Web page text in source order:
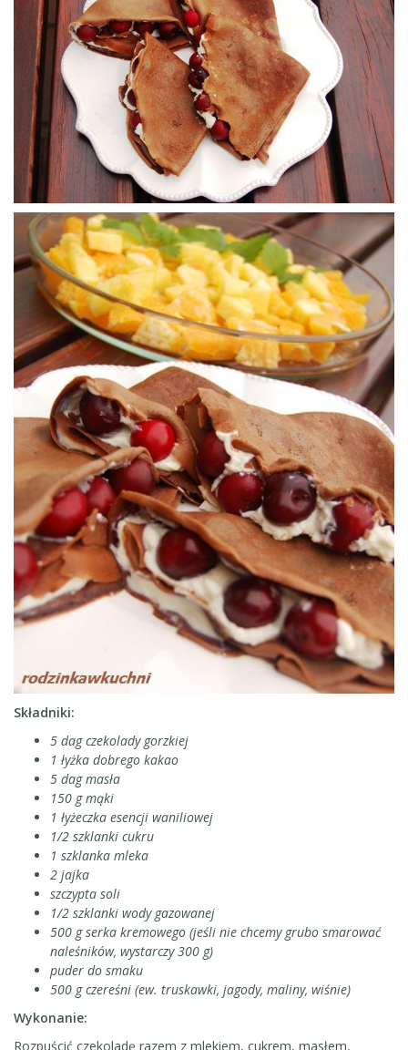
Składniki:
5 dag czekolady gorzkiej
1 łyżka dobrego kakao
5 dag masła
150 g mąki
1 łyżeczka esencji waniliowej
1/2 szklanki cukru
1 szklanka mleka
2 jajka
szczypta soli
1/2 szklanki wody gazowanej
500 g serka kremowego (jeśli nie chcemy grubo smarować
naleśników, wystarczy 300 g)
puder do smaku
500 g czereśni (ew. truskawki, jagody, maliny, wiśnie)
Wykonanie:
Rozpuścić czekoladę razem z mlekiem, cukrem, masłem,